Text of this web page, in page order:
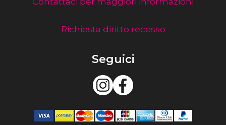
Richiesta diritto recesso
Seguici